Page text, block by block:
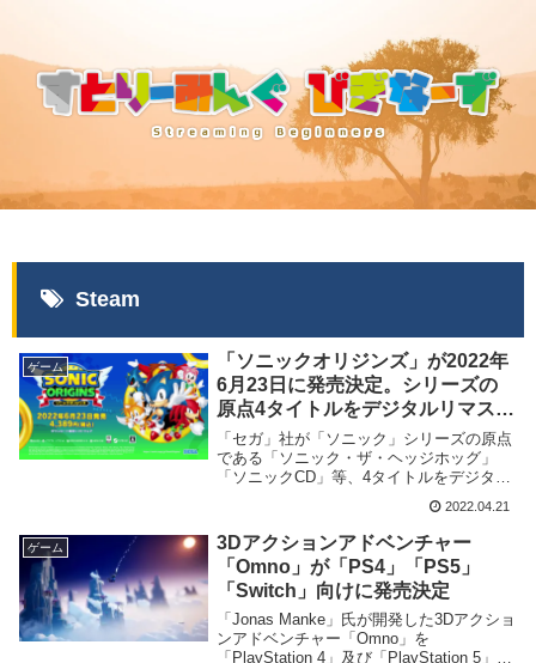
Steam
ゲーム
「ソニックオリジンズ」が2022年
6月23日に発売決定。シリーズの
原点4タイトルをデジタルリマスタ
ー化したソフト
「セガ」社が「ソニック」シリーズの原点
である「ソニック・ザ・ヘッジホッグ」
「ソニックCD」等、4タイトルをデジタル
ンズ」を2022年6月23日に発売する事を発
表致しました。
2022.04.21
ゲーム
3Dアクションアドベンチャー
「Omno」が「PS4」「PS5」
「Switch」向けに発売決定
「Jonas Manke」氏が開発した3Dアクショ
ンアドベンチャー「Omno」を
「PlayStation 4」及び「PlayStation 5」並